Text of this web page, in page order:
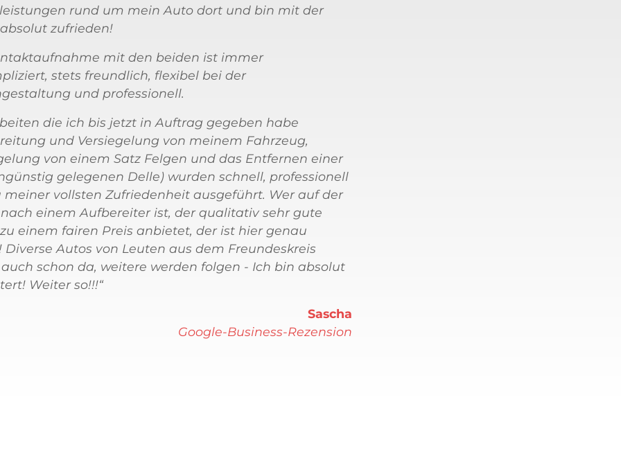
rund um mein Auto dort und bin mit der
zufrieden!
mit den beiden ist immer
stets freundlich, flexibel bei der
und professionell.
die ich bis jetzt in Auftrag gegeben habe
und Versiegelung von meinem Fahrzeug,
von einem Satz Felgen und das Entfernen einer
gelegenen Delle) wurden schnell, professionell
meiner vollsten Zufriedenheit ausgeführt. Wer auf der
einem Aufbereiter ist, der qualitativ sehr gute
einem fairen Preis anbietet, der ist hier genau
Diverse Autos von Leuten aus dem Freundeskreis
schon da, weitere werden folgen - Ich bin absolut
Weiter so!!!“
Sascha
Google-Business-Rezension